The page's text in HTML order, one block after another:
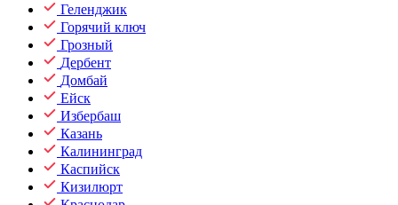
Геленджик
Горячий ключ
Грозный
Дербент
Домбай
Ейск
Избербаш
Казань
Калининград
Каспийск
Кизилюрт